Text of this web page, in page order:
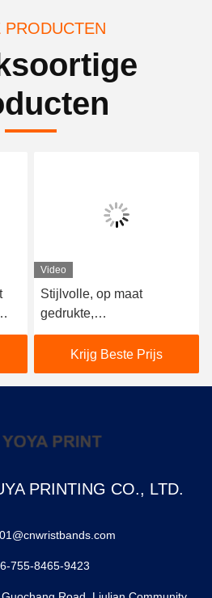
PRODUCTEN
Video
Stijlvolle, op maat
gedrukte,
evenementarmbanden,
waterdichte DuPont
Tyvek-armbanden.
Krijg Beste Prijs
PRINTING CO., LTD.
755-8465-9423